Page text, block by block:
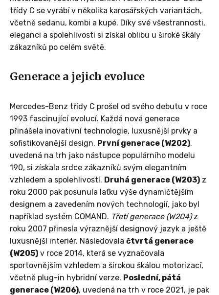
třídy C se vyrábí v několika karosářských variantách,
včetně sedanu, kombi a kupé. Díky své všestrannosti,
eleganci a spolehlivosti si získal oblibu u široké škály
zákazníků po celém světě.
Generace a jejich evoluce
Mercedes-Benz třídy C prošel od svého debutu v roce
1993 fascinující evolucí. Každá nová generace
přinášela inovativní technologie, luxusnější prvky a
sofistikovanější design. První generace (W202),
uvedená na trh jako nástupce populárního modelu
190, si získala srdce zákazníků svým elegantním
vzhledem a spolehlivostí. Druhá generace (W203) z
roku 2000 pak posunula laťku výše dynamičtějším
designem a zavedením nových technologií, jako byl
například systém COMAND. Třetí generace (W204)z
roku 2007 přinesla výraznější designový jazyk a ještě
luxusnější interiér. Následovala čtvrtá generace
(W205) v roce 2014, která se vyznačovala
sportovnějším vzhledem a širokou škálou motorizací,
včetně plug-in hybridní verze. Poslední, pátá
generace (W206), uvedená na trh v roce 2021, je pak